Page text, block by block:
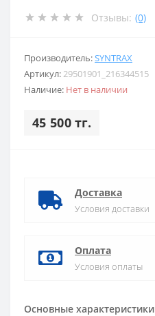
Отзывы: (0)
Производитель:SYNTRAX
Артикул:29501901_216344515
Наличие: Нет в наличии
45 500 тг.
Основные характеристики
Доставка
Условия доставки
Оплата
Условия оплаты